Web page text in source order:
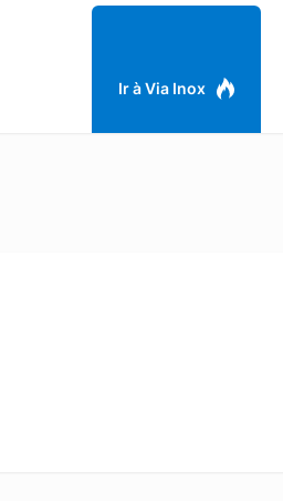
esfriar antes de lavar.
baquelite antitérmico e
proporcionando
Ir à Via Inox